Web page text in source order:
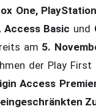
One,
Access Basic und
am 5.
der Play
Access